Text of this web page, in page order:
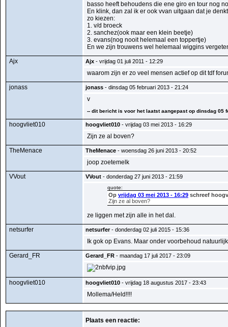
basso heeft behoudens die ene giro en tour nog
En klink, dan zal ik er ook vvan uitgaan dat je
zo kiezen:
1. v/d broeck
2. sanchez(ook maar een klein beetje)
3. evans(nog nooit helemaal een toppertje)
En we zijn trouwens wel helemaal wiggins
Ajx
Ajx - vrijdag 01 juli 2011 - 12:29
waarom zijn er zo veel mensen actief op dit tdf
jonass
jonass - dinsdag 05 februari 2013 - 21:24
v
-- dit bericht is voor het laatst aangepast op dinsdag 05
hoogvliet010 hoogvliet010 - vrijdag 03 mei 2013 - 16:29
Zijn ze al boven?
TheMenace
TheMenace - woensdag 26 juni 2013 - 20:52
joop zoetemelk
VVout
VVout - donderdag 27 juni 2013 - 21:59
quote:
Op vrijdag 03 mei 2013 - 16:29 schreef
Zijn ze al boven?
ze liggen met zijn alle in het dal.
netsurfer
netsurfer- donderdag 02 juli 2015 - 15:36
Ik gok op Evans. Maar onder voorbehoud
Gerard_FR
Gerard_FR - maandag 17 juli 2017 - 23:09
hoogvliet010 hoogvliet010 - vrijdag 18 augustus 2017 - 23:43
Mollema/Held!!!!
Plaats een reactie: